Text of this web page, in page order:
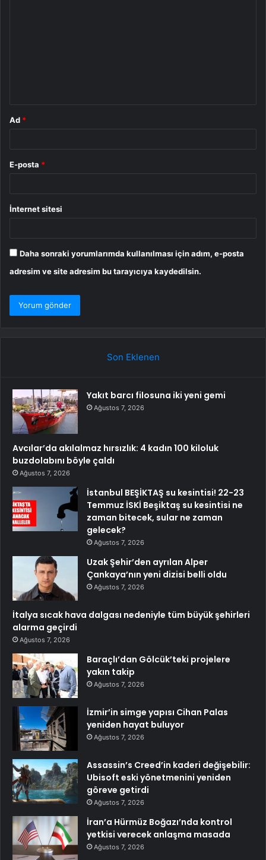
Ad *
E-posta *
İnternet sitesi
Daha sonraki yorumlarımda kullanılması için adım, e-posta
adresim ve site adresim bu tarayıcıya kaydedilsin.
Son Eklenen
Yakıt barcı filosuna iki yeni gemi
Ağustos 7, 2026
Avcılar’da akılalmaz hırsızlık: 4 kadın 100 kiloluk
buzdolabını böyle çaldı
Ağustos 7, 2026
İstanbul BEŞİKTAŞ su kesintisi! 22-23
Temmuz İSKİ Beşiktaş su kesintisi ne
zaman bitecek, sular ne zaman
gelecek?
Ağustos 7, 2026
Uzak Şehir’den ayrılan Alper
Çankaya’nın yeni dizisi belli oldu
Ağustos 7, 2026
İtalya sıcak hava dalgası nedeniyle tüm büyük şehirleri
alarma geçirdi
Ağustos 7, 2026
Baraçlı’dan Gölcük’teki projelere
yakın takip
Ağustos 7, 2026
İzmir’in simge yapısı Cihan Palas
yeniden hayat buluyor
Ağustos 7, 2026
Assassin’s Creed’in kaderi değişebilir:
Ubisoft eski yönetmenini yeniden
göreve getirdi
Ağustos 7, 2026
İran’a Hürmüz Boğazı’nda kontrol
yetkisi verecek anlaşma masada
Ağustos 7, 2026